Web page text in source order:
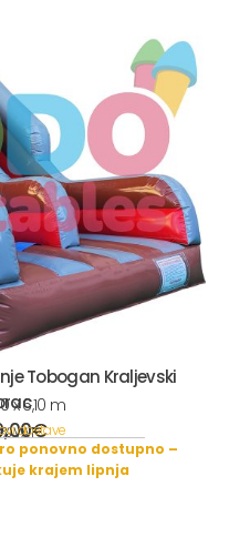
Tobogan Kraljevski
x 6,10 m
€
VAT
dostave
ponovno dostupno –
krajem lipnja